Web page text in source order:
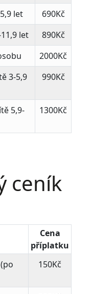
let
690Kč
let
890Kč
2000Kč
3-5,9
990Kč
5,9-
1300Kč
ceník
Cena
příplatku
150Kč